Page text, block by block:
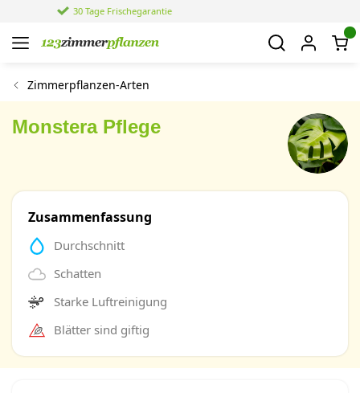
4,4 von 6.021 Bewertungen
Zimmerpflanzen-Arten
Monstera Pflege
Zusammenfassung
Durchschnitt
Schatten
Starke Luftreinigung
Blätter sind giftig